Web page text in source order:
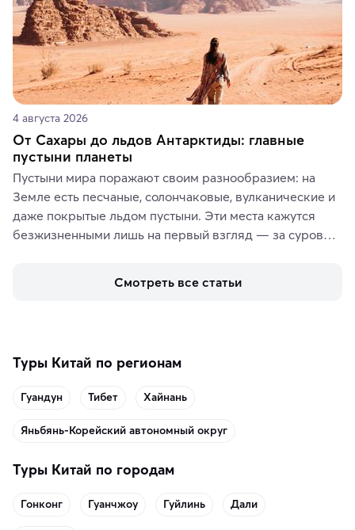
4 августа 2026
От Сахары до льдов Антарктиды: главные
пустыни планеты
Пустыни мира поражают своим разнообразием: на
Земле есть песчаные, солончаковые, вулканические и
даже покрытые льдом пустыни. Эти места кажутся
безжизненными лишь на первый взгляд — за суровой
ярких впечатлений от путешествий.
Смотреть все статьи
Туры Китай по регионам
Гуандун Тибет Хайнань
Яньбянь-Корейский автономный округ
Туры Китай по городам
Гонконг Гуанчжоу Гуйлинь Дали